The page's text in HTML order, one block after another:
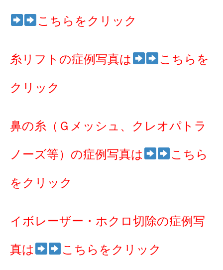
こちらをクリック
糸リフトの症例写真は こちらを
クリック
鼻の糸（Ｇメッシュ、クレオパトラ
ノーズ等）の症例写真は こちら
をクリック
イボレーザー・ホクロ切除の症例写
真は こちらをクリック